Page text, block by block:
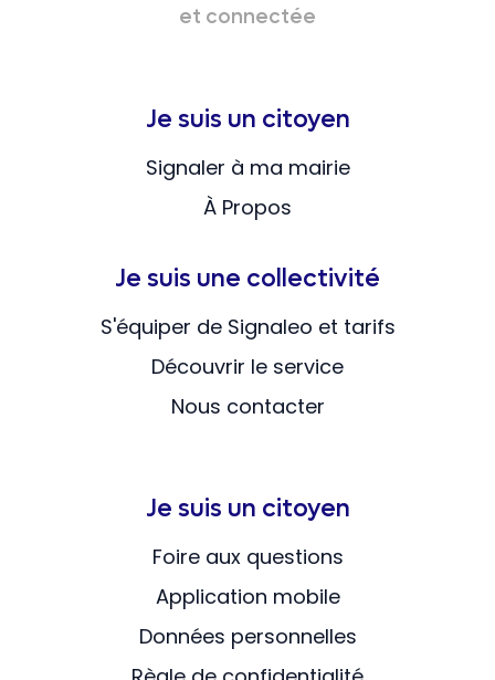
et connectée
Je suis un citoyen
Signaler à ma mairie
À Propos
Je suis une collectivité
S'équiper de Signaleo et tarifs
Découvrir le service
Nous contacter
Je suis un citoyen
Foire aux questions
Application mobile
Données personnelles